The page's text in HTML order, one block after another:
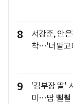
8
서강준, 안
착…'너말고
9
'김부장 딸'
미…땀 뻘뻘